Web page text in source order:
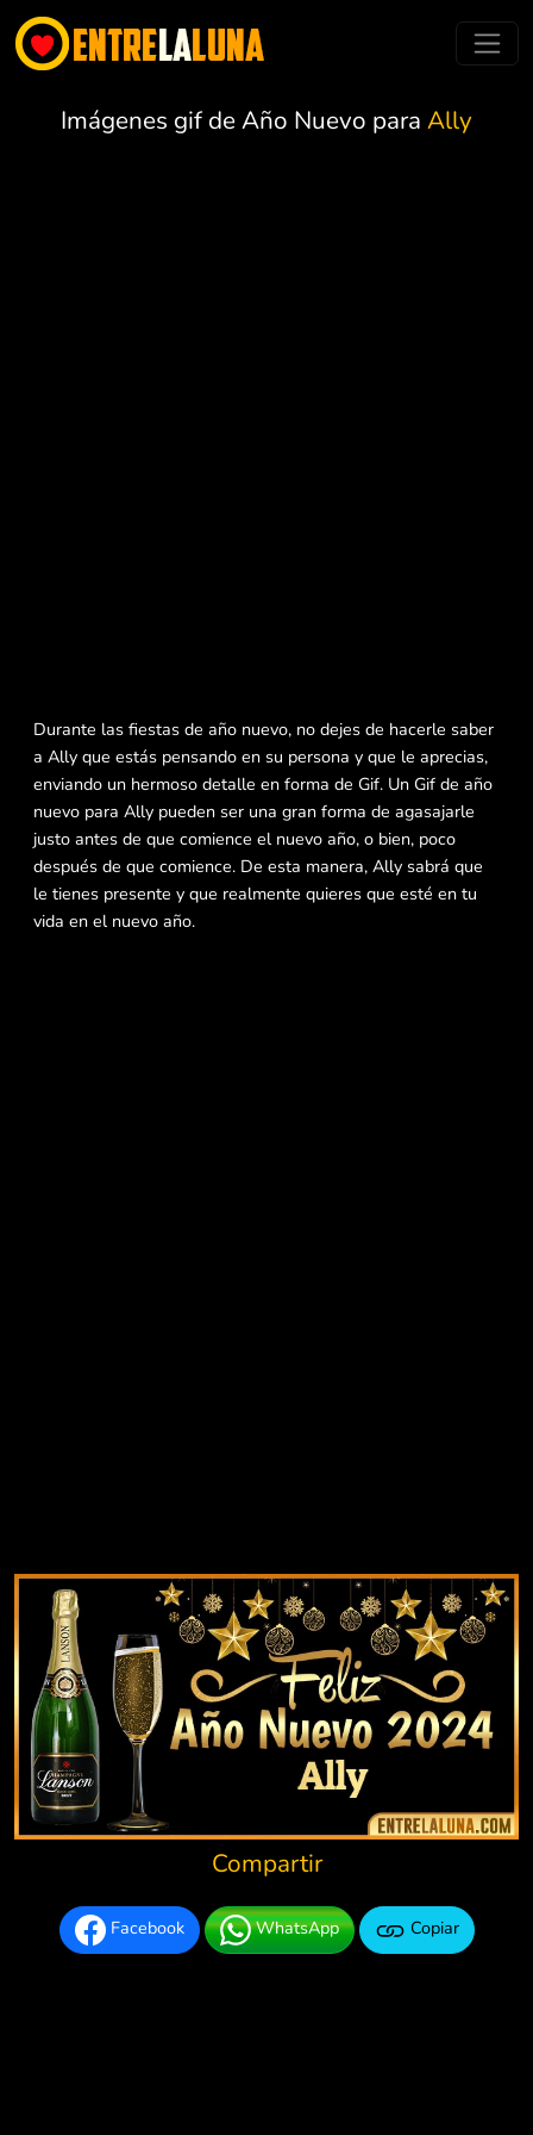
Imágenes gif de Año Nuevo para Ally
Durante las fiestas de año nuevo, no dejes de hacerle saber
a Ally que estás pensando en su persona y que le aprecias,
enviando un hermoso detalle en forma de Gif. Un Gif de año
nuevo para Ally pueden ser una gran forma de agasajarle
justo antes de que comience el nuevo año, o bien, poco
después de que comience. De esta manera, Ally sabrá que
le tienes presente y que realmente quieres que esté en tu
vida en el nuevo año.
Compartir
Facebook WhatsApp Copiar